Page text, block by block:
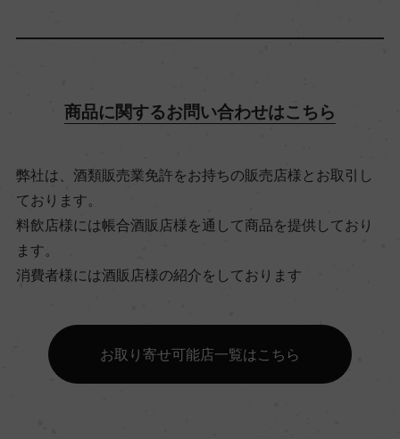
ー
ー
コンクール入賞歴
商品に関するお問い合わせはこちら
弊社は、酒類販売業免許をお持ちの販売店様とお取引し
ております。
料飲店様には帳合酒販店様を通して商品を提供しており
ます。
消費者様には酒販店様の紹介をしております
お取り寄せ可能店一覧はこちら